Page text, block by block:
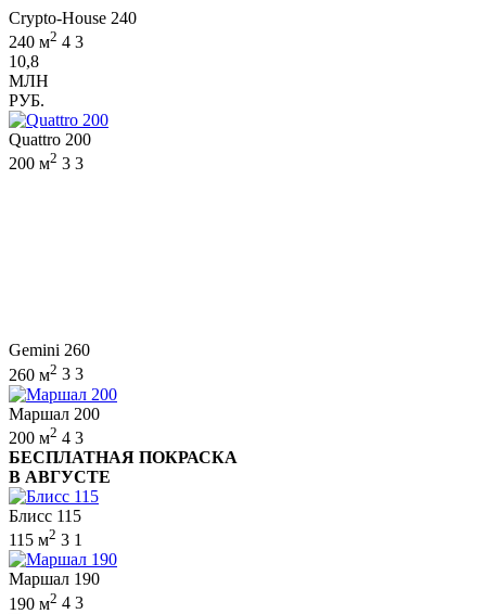
Crypto-House 240
240 м2 4 3
10,8
МЛН
РУБ.
Quattro 200
200 м2 3 3
Gemini 260
260 м2 3 3
Маршал 200
200 м2 4 3
БЕСПЛАТНАЯ ПОКРАСКА
В АВГУСТЕ
Блисс 115
115 м2 3 1
Маршал 190
190 м2 4 3